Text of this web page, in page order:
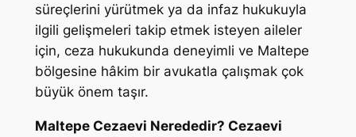
süreçlerini yürütmek ya da infaz hukukuyla
ilgili gelişmeleri takip etmek isteyen aileler
için, ceza hukukunda deneyimli ve Maltepe
bölgesine hâkim bir avukatla çalışmak çok
büyük önem taşır.
Maltepe Cezaevi Nerededir? Cezaevi